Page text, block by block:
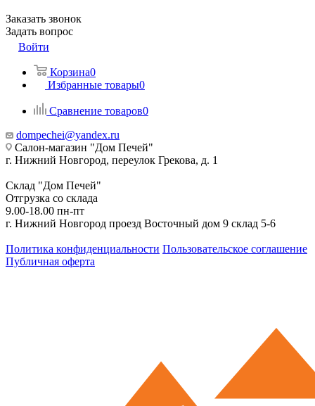
Заказать звонок
Задать вопрос
Войти
Корзина0
Избранные товары0
Сравнение товаров0
dompechei@yandex.ru
Салон-магазин "Дом Печей"
г. Нижний Новгород, переулок Грекова, д. 1
Склад "Дом Печей"
Отгрузка со склада
9.00-18.00 пн-пт
г. Нижний Новгород проезд Восточный дом 9 склад 5-6
Политика конфиденциальности Пользовательское соглашение
Публичная оферта